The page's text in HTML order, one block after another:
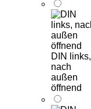
DIN links,
nach
außen
öffnend